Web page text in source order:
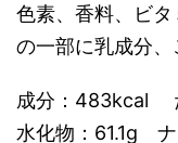
色素、香料、ビ
の一部に乳成分、
成分：483kcal
水化物：61.1g ナ